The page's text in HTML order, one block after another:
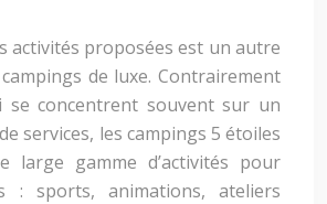
activités proposées est un autre
de luxe. Contrairement
se concentrent souvent sur un
services, les campings 5 étoiles
large gamme d’activités pour
: sports, animations, ateliers